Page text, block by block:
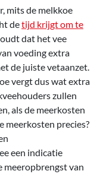
mits de melkkoe
detijd krijgt om te
dat het vee
voeding extra
de juiste vetaanzet.
vergt dus wat extra
zullen
als de meerkosten
meerkosten precies?
een indicatie
meeropbrengst van